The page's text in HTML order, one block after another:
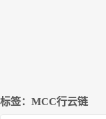
标签：MCC行云链